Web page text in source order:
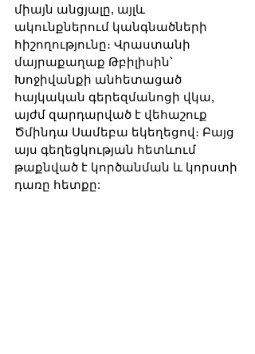
միայն անցյալը, այլև
ակունքներում կանգնածների
հիշողությունը։ Վրաստանի
մայրաքաղաք Թբիլիսին՝
Խոջիվանքի անհետացած
հայկական գերեզմանոցի վկա,
այժմ զարդարված է վեհաշուք
Ծմինդա Սամեբա եկեղեցով։ Բայց
այս գեղեցկության հետևում
թաքնված է կործանման և կորստի
դառը հետքը: